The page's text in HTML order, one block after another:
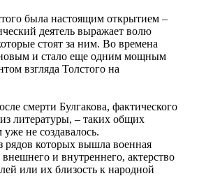
была настоящим открытием –
деятель выражает волю
стоят за ним. Во времена
и стало еще одним мощным
взгляда Толстого на
смерти Булгакова, фактического
литературы, – таких общих
не создавалось.
рядов которых вышла военная
и внутреннего, актерство
или их близость к народной